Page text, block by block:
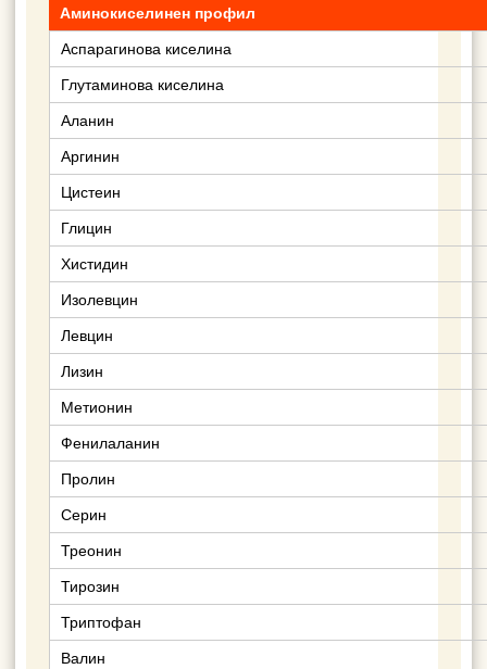
Аминокиселинен профил
Аспарагинова киселина
Глутаминова киселина
Аланин
Аргинин
Цистеин
Глицин
Хистидин
Изолевцин
Левцин
Лизин
Метионин
Фенилаланин
Пролин
Серин
Треонин
Тирозин
Триптофан
Валин